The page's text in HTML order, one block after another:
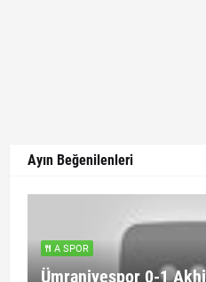
Ayın Beğenilenleri
A SPOR
Ümraniyespor 0-1